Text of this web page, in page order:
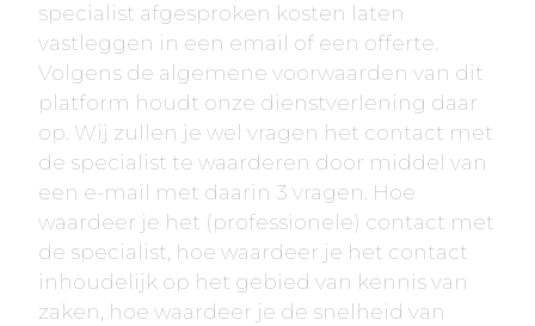
specialist afgesproken kosten laten
vastleggen in een email of een offerte.
Volgens de algemene voorwaarden van dit
platform houdt onze dienstverlening daar
op. Wij zullen je wel vragen het contact met
de specialist te waarderen door middel van
een e-mail met daarin 3 vragen. Hoe
waardeer je het (professionele) contact met
de specialist, hoe waardeer je het contact
inhoudelijk op het gebied van kennis van
zaken, hoe waardeer je de snelheid van